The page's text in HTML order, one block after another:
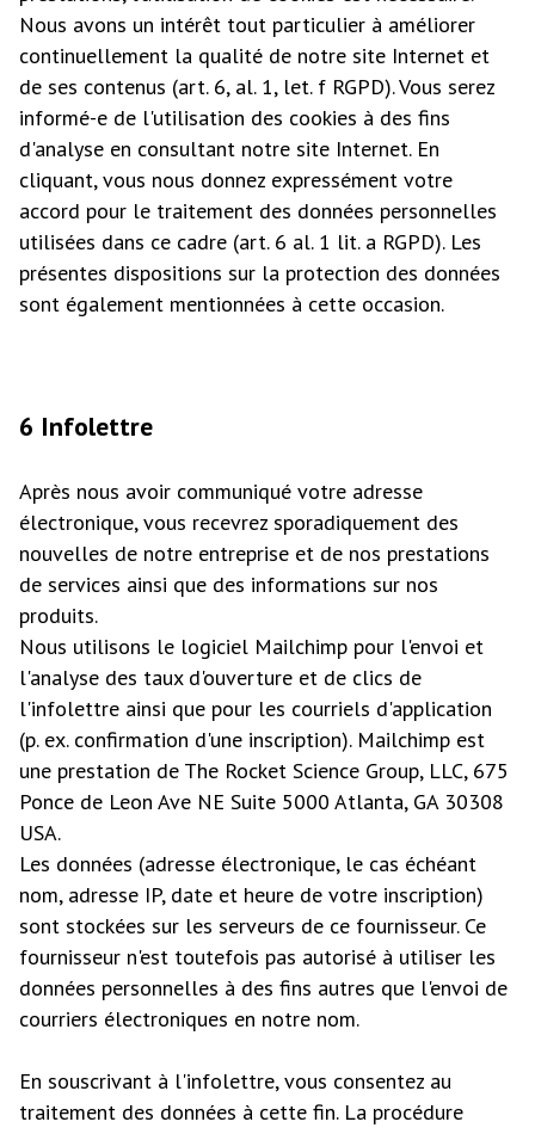
Nous avons un intérêt tout particulier à améliorer
continuellement la qualité de notre site Internet et
de ses contenus (art. 6, al. 1, let. f RGPD). Vous serez
informé-e de l'utilisation des cookies à des fins
d'analyse en consultant notre site Internet. En
cliquant, vous nous donnez expressément votre
accord pour le traitement des données personnelles
utilisées dans ce cadre (art. 6 al. 1 lit. a RGPD). Les
présentes dispositions sur la protection des données
sont également mentionnées à cette occasion.
6 Infolettre
Après nous avoir communiqué votre adresse
électronique, vous recevrez sporadiquement des
nouvelles de notre entreprise et de nos prestations
de services ainsi que des informations sur nos
produits.
Nous utilisons le logiciel Mailchimp pour l'envoi et
l'analyse des taux d'ouverture et de clics de
l'infolettre ainsi que pour les courriels d'application
(p. ex. confirmation d'une inscription). Mailchimp est
une prestation de The Rocket Science Group, LLC, 675
Ponce de Leon Ave NE Suite 5000 Atlanta, GA 30308
USA.
Les données (adresse électronique, le cas échéant
nom, adresse IP, date et heure de votre inscription)
sont stockées sur les serveurs de ce fournisseur. Ce
fournisseur n'est toutefois pas autorisé à utiliser les
données personnelles à des fins autres que l'envoi de
courriers électroniques en notre nom.
En souscrivant à l'infolettre, vous consentez au
traitement des données à cette fin. La procédure